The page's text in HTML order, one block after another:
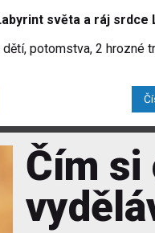
světa a ráj srdce
potomstva, 2 hrozné
Čím si